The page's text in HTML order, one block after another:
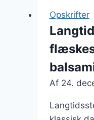
Opskrifter
Af 24.